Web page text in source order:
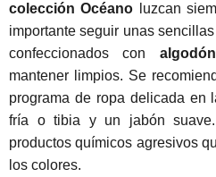
colección Océano luzcan
importante seguir unas
confeccionados con
mantener limpios. Se
programa de ropa delicada en
fría o tibia y un jabón
productos químicos agresivos
los colores.